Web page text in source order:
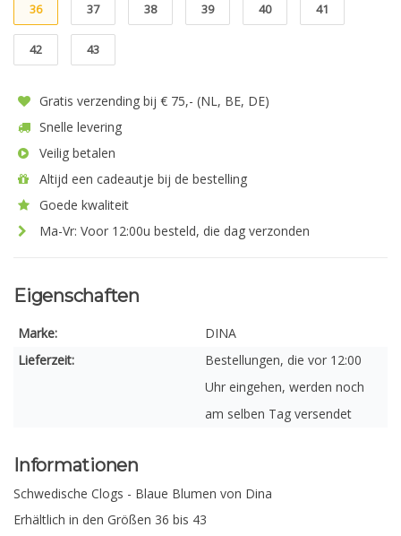
36
37 38 39 40 41
42 43
Gratis verzending bij € 75,- (NL, BE, DE)
Snelle levering
Veilig betalen
Altijd een cadeautje bij de bestelling
Goede kwaliteit
Ma-Vr: Voor 12:00u besteld, die dag verzonden
Eigenschaften
Marke:
DINA
Lieferzeit:
Bestellungen, die vor 12:00
Uhr eingehen, werden noch
am selben Tag versendet
Informationen
Schwedische Clogs - Blaue Blumen von Dina
Erhältlich in den Größen 36 bis 43